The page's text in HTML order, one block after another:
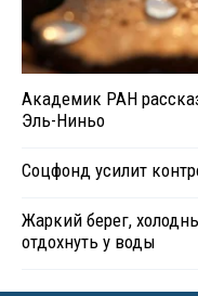
Академик РАН
Эль-Ниньо
Соцфонд усилит
Жаркий берег,
отдохнуть у воды